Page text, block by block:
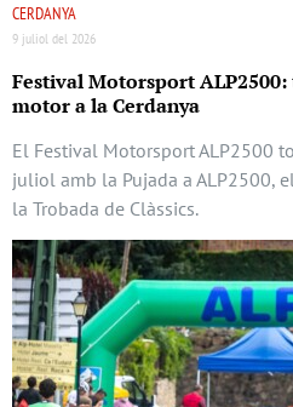
CERDANYA
9 juliol del 2026
Festival Motorsport
motor a la Cerdanya
El Festival Motorsport ALP2500
juliol amb la Pujada a ALP2500,
la Trobada de Clàssics.